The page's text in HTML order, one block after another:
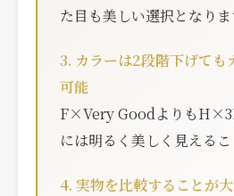
た目も美しい選択となりま
3. カラーは2段階下げても
可能
F×Very Goodよりも
には明るく美しく見えるこ
4. 実物を比較することが